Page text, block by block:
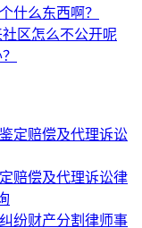
什么东西啊？
区怎么不公开呢
赔偿及代理诉讼律